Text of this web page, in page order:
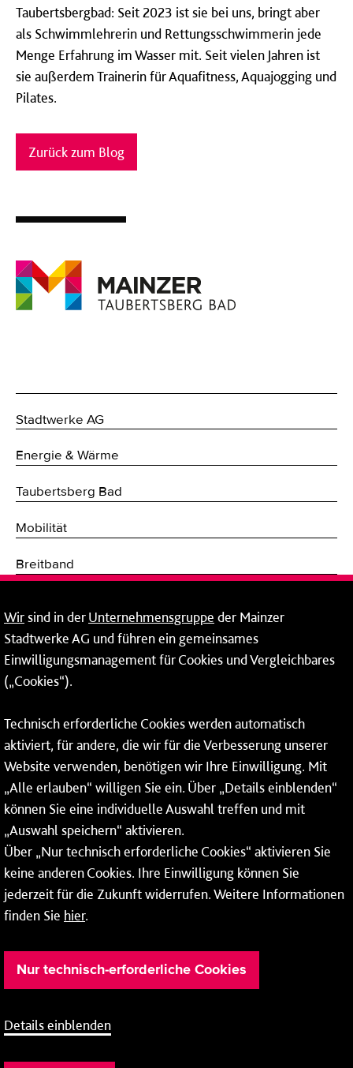
Taubertsbergbad: Seit 2023 ist sie bei uns, bringt aber
als Schwimmlehrerin und Rettungsschwimmerin jede
Menge Erfahrung im Wasser mit. Seit vielen Jahren ist
sie außerdem Trainerin für Aquafitness, Aquajogging und
Pilates.
Zurück zum Blog
Stadtwerke AG
Energie & Wärme
Taubertsberg Bad
Mobilität
Breitband
Netze
Mainzer Taubertsberg Bad
Tel.:06131 - 12 91 00
Weitere Infos zu unserenÖffnungszeiten.
Wirsind in derUnternehmensgruppe der Mainzer
Stadtwerke AG und führen ein gemeinsames
Einwilligungsmanagement für Cookies und Vergleichbares
(„Cookies“).
Technisch erforderliche Cookies werden automatisch
aktiviert, für andere, die wir für die Verbesserung unserer
Website verwenden, benötigen wir Ihre Einwilligung. Mit
„Alle erlauben“ willigen Sie ein. Über „Details einblenden“
können Sie eine individuelle Auswahl treffen und mit
„Auswahl speichern“ aktivieren.
Über „Nur technisch erforderliche Cookies“ aktivieren Sie
keine anderen Cookies. Ihre Einwilligung können Sie
jederzeit für die Zukunft widerrufen. Weitere Informationen
finden Sie hier.
Nur technisch-erforderliche Cookies
Details einblenden